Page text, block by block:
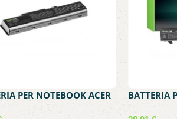
PER NOTEBOOK ACER
AS07A41 – ACER ASPIRE
BATTERIA
PROBOOK
28,01 €